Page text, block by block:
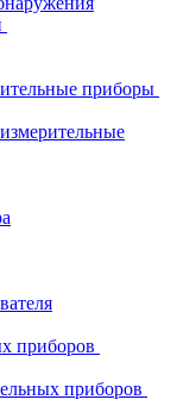
приборы
приборов
приборов